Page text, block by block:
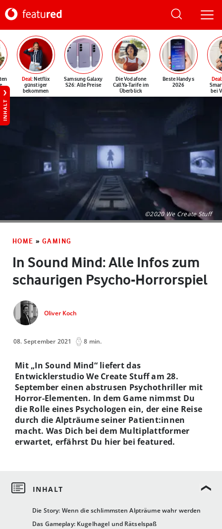
Deal: Netflix
günstiger
bekommen
Samsung Galaxy
S26: Alle Preise
Die Vodafone
CallYa-Tarife im
Überblick
Beste Handys
2026
Deal
bei
INHALT
©2020 We Create Stuff
HOME » GAMING
In Sound Mind: Alle Infos zum
schaurigen Psycho-Horrorspiel
Oliver Koch
08. September 2021 8 min.
Die Story: Wenn die schlimmsten Alpträume wahr werden
Das Gameplay: Kugelhagel und Rätselspaß
Mit „In Sound Mind“ liefert das
Entwicklerstudio We Create Stuff am 28.
September einen abstrusen Psychothriller mit
Horror-Elementen. In dem Game nimmst Du
die Rolle eines Psychologen ein, der eine Reise
durch die Alpträume seiner Patient:innen
macht. Was Dich bei dem Multiplattformer
erwartet, erfährst Du hier bei featured.